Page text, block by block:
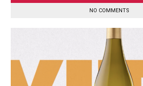
NO COMMENTS